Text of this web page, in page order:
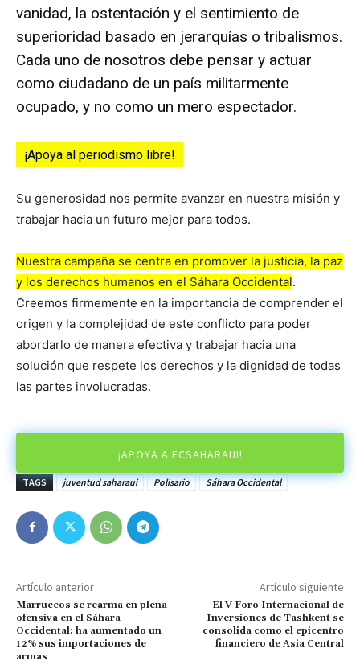
vanidad, la ostentación y el sentimiento de
superioridad basado en jerarquías o tribalismos.
Cada uno de nosotros debe pensar y actuar
como ciudadano de un país militarmente
ocupado, y no como un mero espectador.
¡Apoya al periodismo libre!
Su generosidad nos permite avanzar en nuestra misión y
trabajar hacia un futuro mejor para todos.
Nuestra campaña se centra en promover la justicia, la paz
y los derechos humanos en el Sáhara Occidental.
Creemos firmemente en la importancia de comprender el
origen y la complejidad de este conflicto para poder
abordarlo de manera efectiva y trabajar hacia una
solución que respete los derechos y la dignidad de todas
las partes involucradas.
¡APOYA A ECSAHARAUI!
TAGS juventud saharaui Polisario Sáhara Occidental
Artículo anterior
Marruecos se rearma en plena
ofensiva en el Sáhara
Occidental: ha aumentado un
12% sus importaciones de
armas
Artículo siguiente
El V Foro Internacional de
Inversiones de Tashkent se
consolida como el epicentro
financiero de Asia Central